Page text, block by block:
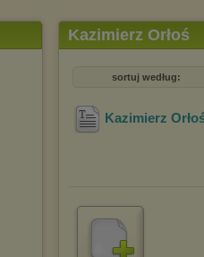
Kazimierz Orłoś
sortuj według:
Kazimierz